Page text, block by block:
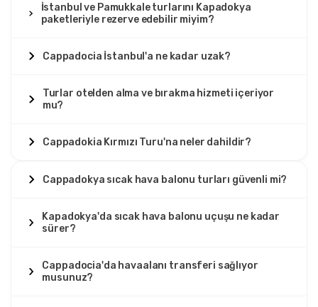
İstanbul ve Pamukkale turlarını Kapadokya
paketleriyle rezerve edebilir miyim?
Cappadocia İstanbul'a ne kadar uzak?
Turlar otelden alma ve bırakma hizmeti içeriyor
mu?
Cappadokia Kırmızı Turu'na neler dahildir?
Cappadokya sıcak hava balonu turları güvenli mi?
Kapadokya'da sıcak hava balonu uçuşu ne kadar
sürer?
Cappadocia'da havaalanı transferi sağlıyor
musunuz?